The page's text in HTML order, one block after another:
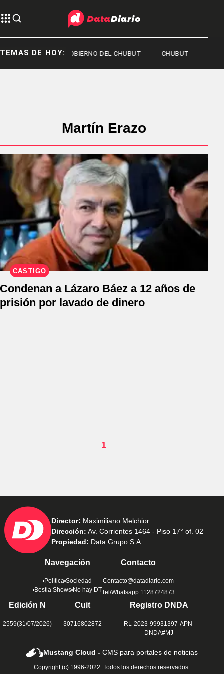
TEMAS DE HOY:GOBIERNO DEL CHUBUT CHUBUT
Martín Erazo
CASTIGO
Condenan a Lázaro Báez a 12 años de
prisión por lavado de dinero
1
Director: Maximiliano Melchior
Dirección: Av. Corrientes 1464 - Piso 17° of. 02
Propiedad: Data Grupo S.A.
Navegación
Política Sociedad
Bestia Shows No hay DT
Contacto
Contacto@datadiario.com
Tel/Whatsapp:1128724873
Edición N
2559(31/07/2026)
Cuit
30716802872
Registro DNDA
RL-2023-99931397-APN-
DNDA#MJ
Mustang Cloud -CMS para portales de noticias
Copyright (c) 1996-2022. Todos los derechos reservados.